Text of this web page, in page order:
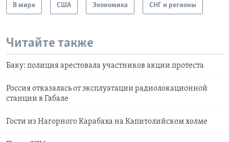
В мире США Экономика СНГ и регионы
Читайте также
Баку: полиция арестовала участников акции протеста
Россия отказалась от эксплуатации радиолокационной
станции в Габале
Гости из Нагорного Карабаха на Капитолийском холме